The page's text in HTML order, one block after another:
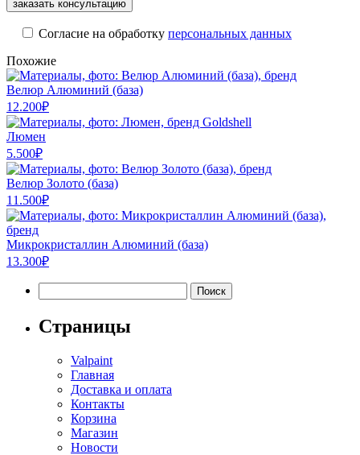
Cогласие на обработку персональных данных
Похожие
Велюр Алюминий (база)
12.200₽
Люмен
5.500₽
Велюр Золото (база)
11.500₽
Микрокристаллин Алюминий (база)
13.300₽
Страницы
Valpaint
Главная
Доставка и оплата
Контакты
Корзина
Магазин
Новости